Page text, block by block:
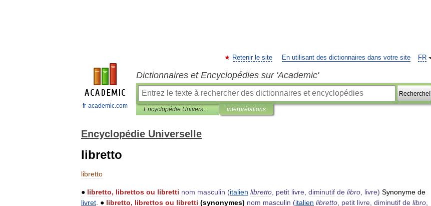
fr-academic.com
FR
Retenir le site En utilisant des dictionnaires dans votre site
Dictionnaires et Encyclopédies sur 'Academic'
Recherche!
Encyclopédie Universelle interprétations
Encyclopédie Universelle
libretto
libretto
● libretto, librettos ou libretti nom masculin (italien libretto petit livre diminutif de libro livre) Synonyme de
livret ● libretto, librettos ou libretti (synonymes) nom masculin (italien libretto petit livre diminutif de libro